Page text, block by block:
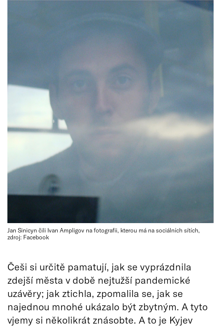
Jan Sinicyn čili Ivan Ampligov na fotografii, kterou má na sociálních sítích,
zdroj: Facebook
Češi si určitě pamatují, jak se vyprázdnila
zdejší města v době nejtužší pandemické
uzávěry; jak ztichla, zpomalila se, jak se
najednou mnohé ukázalo být zbytným. A tyto
vjemy si několikrát znásobte. A to je Kyjev